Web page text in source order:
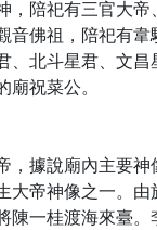
，陪祀有三官大
音佛祖，陪祀有
北斗星君、文昌
祝菜公。
，據說廟內主要
大帝神像之一。
陳一桂渡海來臺